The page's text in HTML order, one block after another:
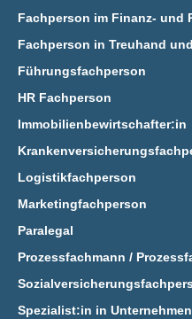
Fachperson im Finanz- und
Fachperson in Treuhand
Führungsfachperson
HR Fachperson
Immobilienbewirtschafter:in
Logistikfachperson
Marketingfachperson
Paralegal
Prozessfachmann /
Spezialist:in in